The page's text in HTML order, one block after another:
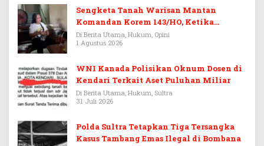
Sengketa Tanah Warisan Mantan
Komandan Korem 143/HO, Ketika
Warisan Menjadi Arena Pemerasan
Di Berita Utama, Hukum, Opini
1 Agustus 2026
WNI Kanada Polisikan Oknum Dosen di
Kendari Terkait Aset Puluhan Miliar
Di Berita Utama, Hukum, Sultra
31 Juli 2026
Polda Sultra Tetapkan Tiga Tersangka
Kasus Tambang Emas Ilegal di Bombana